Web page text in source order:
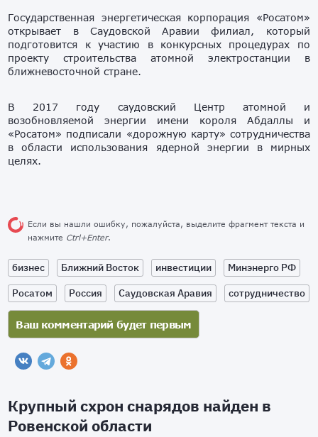
Государственная энергетическая корпорация «Росатом»
открывает в Саудовской Аравии филиал, который
подготовится к участию в конкурсных процедурах по
проекту строительства атомной электростанции в
ближневосточной стране.
В 2017 году саудовский Центр атомной и
возобновляемой энергии имени короля Абдаллы и
«Росатом» подписали «дорожную карту» сотрудничества
в области использования ядерной энергии в мирных
целях.
Если вы нашли ошибку, пожалуйста, выделите фрагмент текста и
нажмите Ctrl+Enter.
бизнес Ближний Восток инвестиции
Минэнерго РФ
Росатом
Россия Саудовская Аравия сотрудничество
Крупный схрон снарядов найден в
Ровенской области